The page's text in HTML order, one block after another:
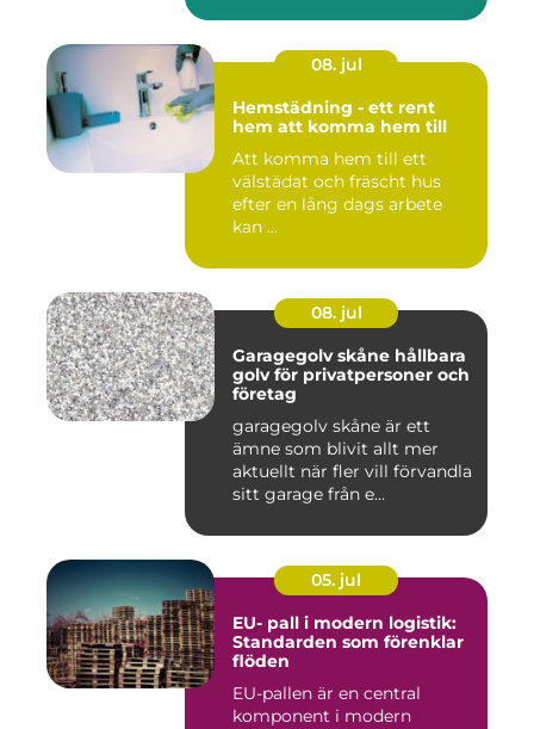
08. jul
Hemstädning - ett rent
hem att komma hem till
Att komma hem till ett
välstädat och fräscht hus
efter en lång dags arbete
kan ...
08. jul
Garagegolv skåne hållbara
golv för privatpersoner och
företag
garagegolv skåne är ett
ämne som blivit allt mer
aktuellt när fler vill förvandla
sitt garage från e...
05. jul
EU- pall i modern logistik:
Standarden som förenklar
flöden
EU-pallen är en central
komponent i modern